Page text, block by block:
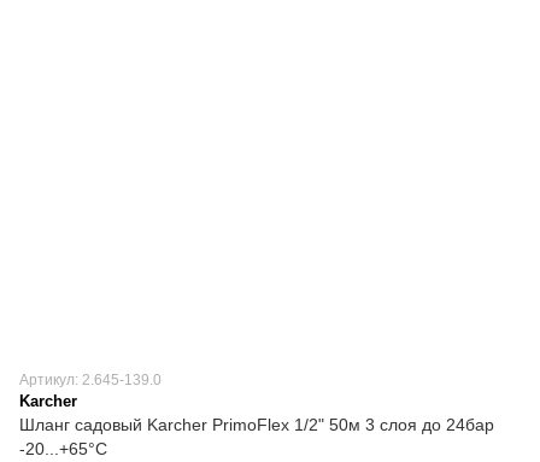
Артикул: 2.645-139.0
Karcher
Шланг садовый Karcher PrimoFlex 1/2" 50м 3 слоя до 24бар
-20...+65°C